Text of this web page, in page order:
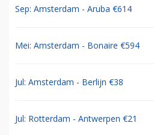
Sep: Amsterdam - Aruba €614
Mei: Amsterdam - Bonaire €594
Jul: Amsterdam - Berlijn €38
Jul: Rotterdam - Antwerpen €21